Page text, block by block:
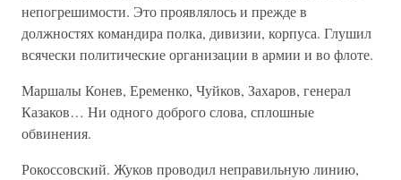
непогрешимости. Это проявлялось и прежде в
должностях командира полка, дивизии, корпуса. Глушил
всячески политические организации в армии и во флоте.
Маршалы Конев, Еременко, Чуйков, Захаров, генерал
Казаков… Ни одного доброго слова, сплошные
обвинения.
Рокоссовский. Жуков проводил неправильную линию,